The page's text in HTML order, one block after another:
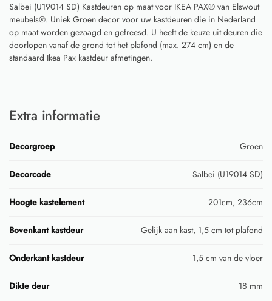
Salbei (U19014 SD) Kastdeuren op maat voor IKEA PAX® van Elswout
meubels®. Uniek Groen decor voor uw kastdeuren die in Nederland
op maat worden gezaagd en gefreesd. U heeft de keuze uit deuren die
doorlopen vanaf de grond tot het plafond (max. 274 cm) en de
standaard Ikea Pax kastdeur afmetingen.
Extra informatie
Decorgroep Groen
Decorcode Salbei (U19014 SD)
Hoogte kastelement 201cm, 236cm
Bovenkant kastdeur Gelijk aan kast, 1,5 cm tot plafond
Onderkant kastdeur 1,5 cm van de vloer
Dikte deur 18 mm